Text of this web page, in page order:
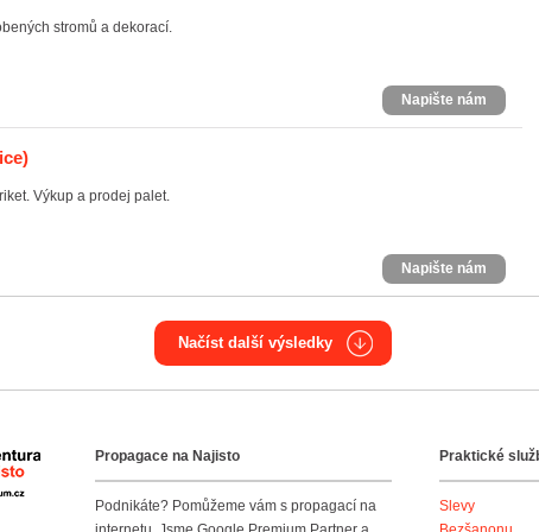
stromů a dekorací.
Napište nám
Výkup a prodej palet.
Napište nám
Načíst další výsledky
Agentura NajistoPropagace na Najisto
Podnikáte? Pomůžeme vám s propagací na
Praktické
Slevy